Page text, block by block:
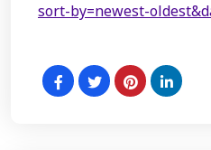
sort-by=newest-